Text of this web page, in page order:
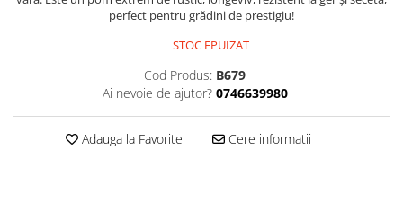
perfect pentru grădini de prestigiu!
STOC EPUIZAT
Cod Produs: B679
Ai nevoie de ajutor? 0746639980
Adauga la Favorite Cere informatii